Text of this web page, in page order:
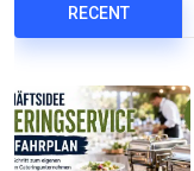
RECENT